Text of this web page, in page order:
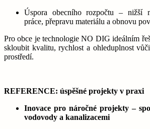
Úspora obecního rozpočtu – nižší
práce, přepravu materiálu a obnovu
Pro obce je technologie NO DIG ideálním
skloubit kvalitu, rychlost a ohleduplnost
prostředí.
REFERENCE: úspěšné projekty v praxi
Inovace pro náročné projekty –
vodovody a kanalizacemi